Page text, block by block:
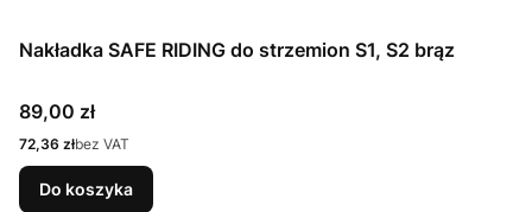
Nakładka SAFE RIDING do strzemion S1, S2 brąz
Cena
89,00 zł
Cena
72,36 złbez VAT
Do koszyka